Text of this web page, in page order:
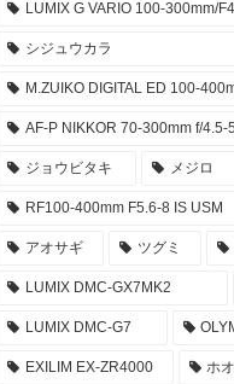
LUMIX G VARIO 100-300mm/
シジュウカラ
M.ZUIKO DIGITAL ED 100-
AF-P NIKKOR 70-300mm f/4.5-
ジョウビタキ メジロ
RF100-400mm F5.6-8 IS USM
アオサギ ツグミ
LUMIX DMC-GX7MK2
LUMIX DMC-G7
EXILIM EX-ZR4000 ホ